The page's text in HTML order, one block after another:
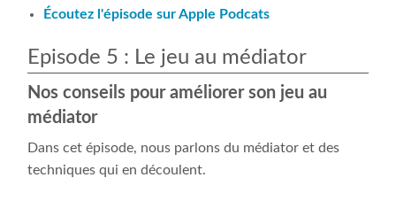
Écoutez l'épisode sur Apple Podcats
Episode 5 : Le jeu au médiator
Nos conseils pour améliorer son jeu au
médiator
Dans cet épisode, nous parlons du médiator et des
techniques qui en découlent.